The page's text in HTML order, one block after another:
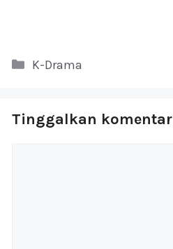
Kategori
K-Drama
Tinggalkan komentar